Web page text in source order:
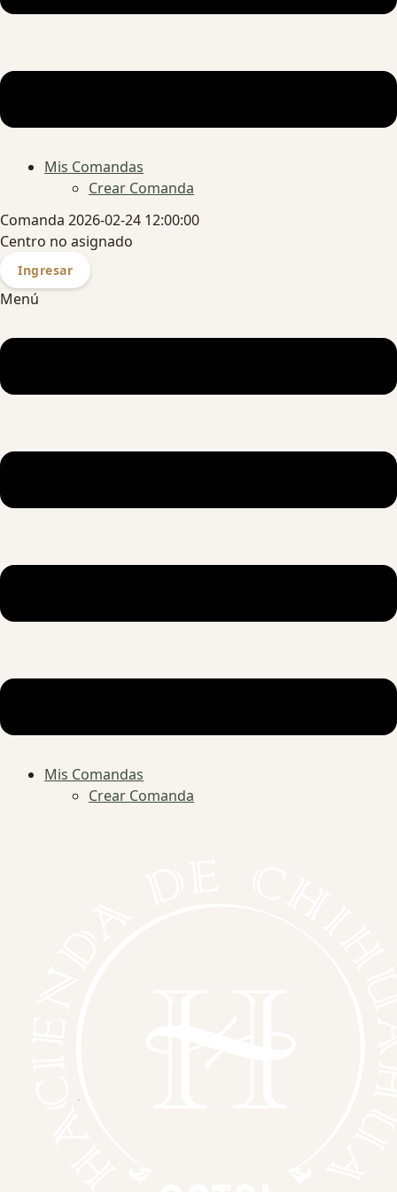
Mis Comandas
Crear Comanda
Comanda 2026-02-24 12:00:00
Centro no asignado
Ingresar
Menú
Mis Comandas
Crear Comanda